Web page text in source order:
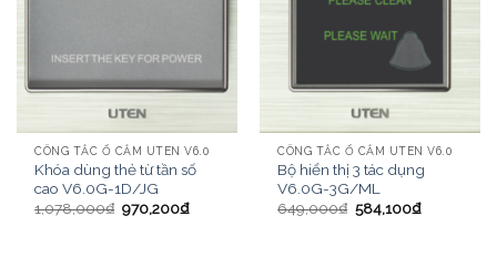
CÔNG TẮC Ổ CẮM UTEN V6.0
Khóa dùng thẻ từ tần số
cao V6.0G-1D/JG
1,078,000₫ 970,200₫
CÔNG TẮC Ổ CẮM UTEN V6.0
Bộ hiển thị 3 tác dụng
V6.0G-3G/ML
649,000₫ 584,100₫